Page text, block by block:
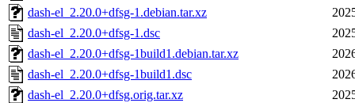
dash-el_2.20.0+dfsg-1.debian.tar.xz
dash-el_2.20.0+dfsg-1.dsc
dash-el_2.20.0+dfsg-1build1.debian.tar.xz
dash-el_2.20.0+dfsg-1build1.dsc
dash-el_2.20.0+dfsg.orig.tar.xz